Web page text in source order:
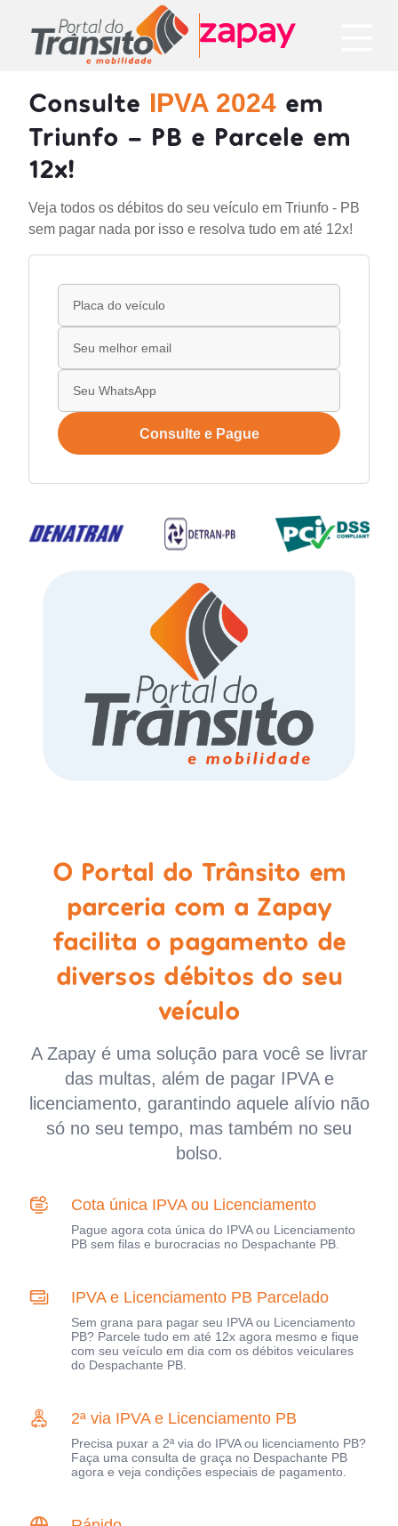
Consulte IPVA 2024 em
Triunfo - PB e Parcele em
12x!
Veja todos os débitos do seu veículo em Triunfo - PB
sem pagar nada por isso e resolva tudo em até 12x!
Consulte e Pague
O Portal do Trânsito em
parceria com a Zapay
facilita o pagamento de
diversos débitos do seu
veículo
A Zapay é uma solução para você se livrar
das multas, além de pagar IPVA e
licenciamento, garantindo aquele alívio não
só no seu tempo, mas também no seu
bolso.
Cota única IPVA ou Licenciamento
Pague agora cota única do IPVA ou Licenciamento
PB sem filas e burocracias no Despachante PB.
IPVA e Licenciamento PB Parcelado
Sem grana para pagar seu IPVA ou Licenciamento
PB? Parcele tudo em até 12x agora mesmo e fique
com seu veículo em dia com os débitos veiculares
do Despachante PB.
2ª via IPVA e Licenciamento PB
Precisa puxar a 2ª via do IPVA ou licenciamento PB?
Faça uma consulta de graça no Despachante PB
agora e veja condições especiais de pagamento.